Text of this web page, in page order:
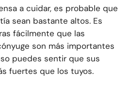
a cuidar, es probable que
sean bastante altos. Es
fácilmente que las
son más importantes
puedes sentir que sus
fuertes que los tuyos.